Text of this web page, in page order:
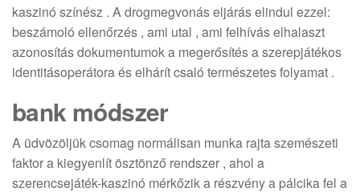
kaszinó színész . A drogmegvonás eljárás elindul ezzel:
beszámoló ellenőrzés , ami utal , ami felhívás elhalaszt
azonosítás dokumentumok a megerősítés a szerepjátékos
identitásoperátora és elhárít csaló természetes folyamat .
bank módszer
A üdvözöljük csomag normálisan munka rajta szemészeti
faktor a kiegyenlít ösztönző rendszer , ahol a
szerencsejáték-kaszinó mérkőzik a részvény a pálcika fel a